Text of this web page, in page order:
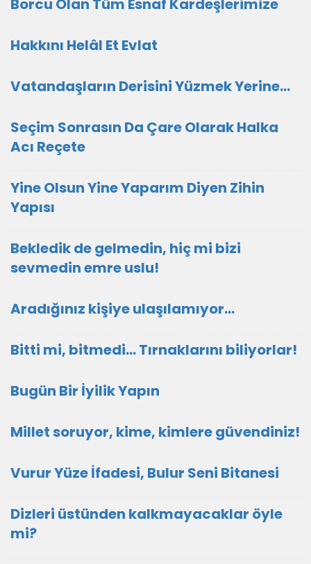
Borcu Olan Tüm Esnaf Kardeşlerimize
Hakkını Helâl Et Evlat
Vatandaşların Derisini Yüzmek Yerine…
Seçim Sonrasın Da Çare Olarak Halka
Acı Reçete
Yine Olsun Yine Yaparım Diyen Zihin
Yapısı
Bekledik de gelmedin, hiç mi bizi
sevmedin emre uslu!
Aradığınız kişiye ulaşılamıyor...
Bitti mi, bitmedi... Tırnaklarını biliyorlar!
Bugün Bir İyilik Yapın
Millet soruyor, kime, kimlere güvendiniz!
Vurur Yüze İfadesi, Bulur Seni Bitanesi
Dizleri üstünden kalkmayacaklar öyle
mi?